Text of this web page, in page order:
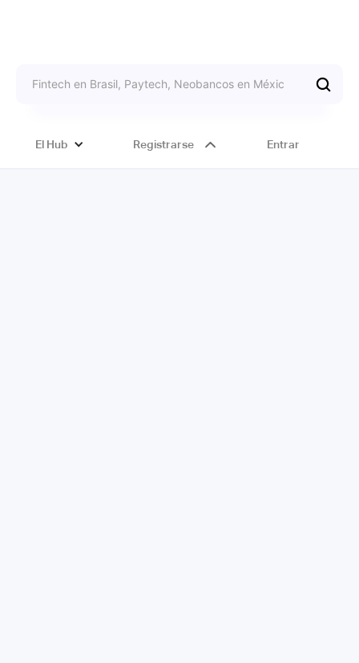
El Hub Registrarse Entrar